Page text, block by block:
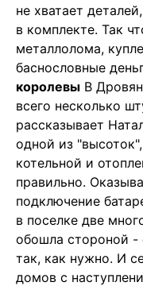
не хватает
в комплекте. Так
металлолома,
баснословные
королевы В
всего несколько
рассказывает
одной из
котельной и
правильно.
подключение
в поселке две
обошла стороной -
так, как нужно. И
домов с